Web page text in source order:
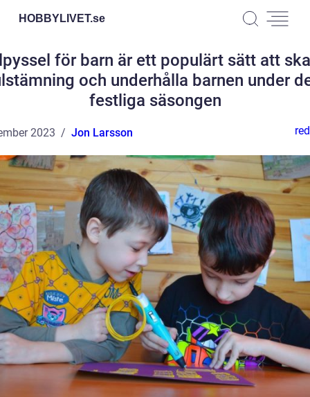
HOBBYLIVET.se
för barn är ett populärt sätt att
och underhålla barnen under
festliga säsongen
2023 Jon Larsson